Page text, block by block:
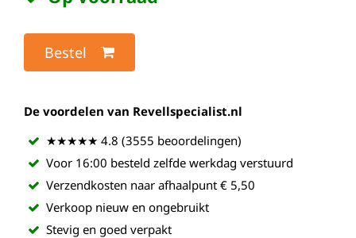
Bestel
De voordelen van Revellspecialist.nl
★★★★★ 4.8 (3555 beoordelingen)
Voor 16:00 besteld zelfde werkdag verstuurd
Verzendkosten naar afhaalpunt € 5,50
Verkoop nieuw en ongebruikt
Stevig en goed verpakt